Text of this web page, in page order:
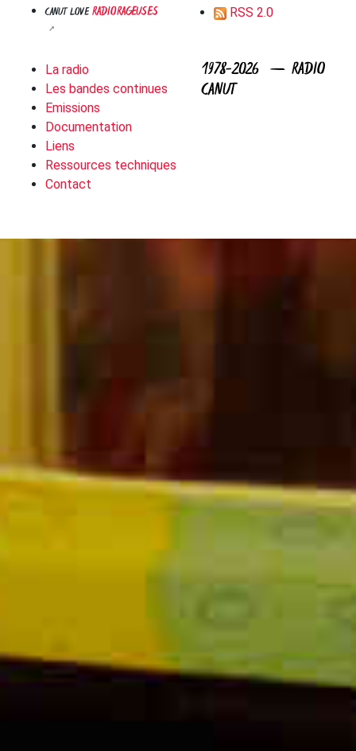
CANUT LOVERADIORAGEUSES
RSS 2.0
La radio
Les bandes continues
Emissions
Documentation
Liens
Ressources techniques
Contact
1978-2026 — RADIO
CANUT